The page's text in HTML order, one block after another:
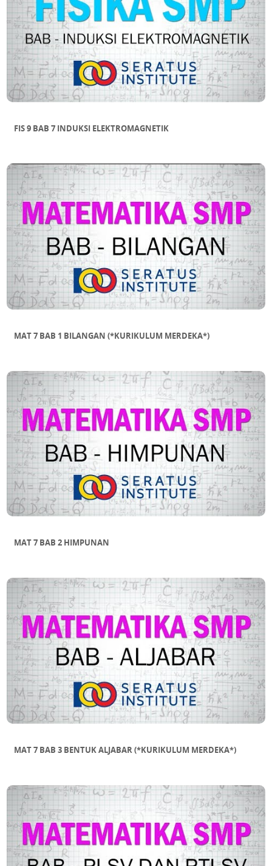
FIS 9 BAB 7 INDUKSI ELEKTROMAGNETIK
MAT 7 BAB 1 BILANGAN (*KURIKULUM MERDEKA*)
MAT 7 BAB 2 HIMPUNAN
MAT 7 BAB 3 BENTUK ALJABAR (*KURIKULUM MERDEKA*)